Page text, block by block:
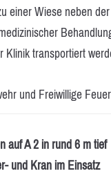
einer Wiese neben
transportiert
und Freiwillige
auf A 2 in rund 6 m tief
und Kran im Einsatz